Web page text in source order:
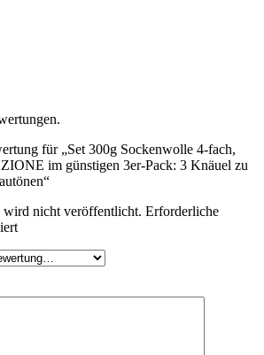
für „Set 300g Sockenwolle 4-fach,
im günstigen 3er-Pack: 3 Knäuel zu
nicht veröffentlicht. Erforderliche